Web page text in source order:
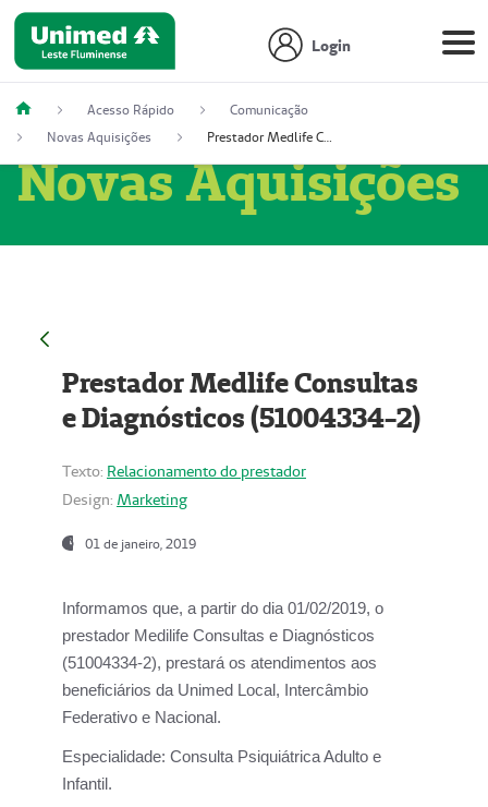
Login
Acesso Rápido
Comunicação
Novas Aquisições
Prestador Medlife Consultas e Diagnósticos (51004334-2)
Novas Aquisições
Prestador Medlife Consultas
e Diagnósticos (51004334-2)
Texto: Relacionamento do prestador
Design: Marketing
01 de janeiro, 2019
Informamos que, a partir do dia 01/02/2019, o
prestador Medilife Consultas e Diagnósticos
(51004334-2), prestará os atendimentos aos
beneficiários da Unimed Local, Intercâmbio
Federativo e Nacional.
Especialidade: Consulta Psiquiátrica Adulto e
Infantil.